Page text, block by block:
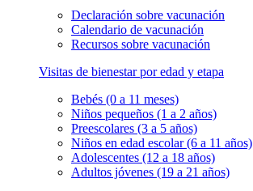
Declaración sobre vacunación
Calendario de vacunación
Recursos sobre vacunación
Visitas de bienestar por edad y etapa
Bebés (0 a 11 meses)
Niños pequeños (1 a 2 años)
Preescolares (3 a 5 años)
Niños en edad escolar (6 a 11 años)
Adolescentes (12 a 18 años)
Adultos jóvenes (19 a 21 años)